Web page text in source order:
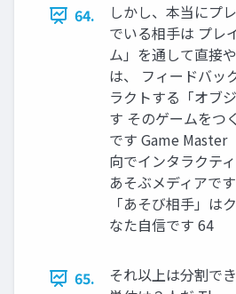
64.
しかし、本当にプ
でいる相手は プレ
ム」を通して直接
は、 フィードバッ
ラクトする「オブ
す そのゲームをつ
です Game Master
向でインタラクテ
あそぶメディアで
「あそび相手」は
なた自信です 64
65.
それ以上は分割で